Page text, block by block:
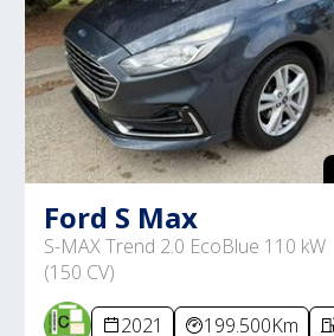
Ford S Max
S-MAX Trend 2.0 EcoBlue 110 kW
(150 CV)
2021 199.500Km